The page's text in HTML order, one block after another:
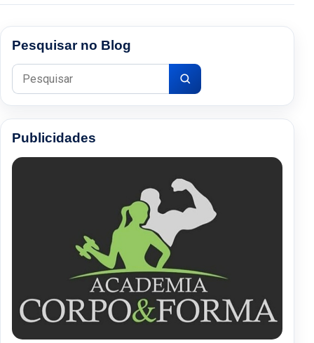
Pesquisar no Blog
Pesquisar por:
Publicidades